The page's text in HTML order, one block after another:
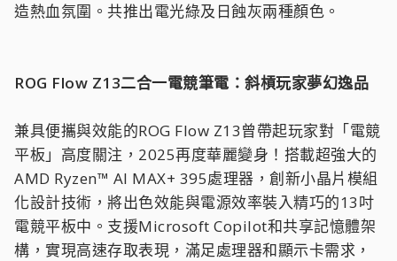
造熱血氛圍。共推出電光綠及日蝕灰兩種顏色。
ROG Flow Z13二合一電競筆電：斜槓玩家夢幻逸品
兼具便攜與效能的ROG Flow Z13曾帶起玩家對「電競
平板」高度關注，2025再度華麗變身！搭載超強大的
AMD Ryzen™ AI MAX+ 395處理器，創新小晶片模組
化設計技術，將出色效能與電源效率裝入精巧的13吋
電競平板中。支援Microsoft Copilot和共享記憶體架
構，實現高速存取表現，滿足處理器和顯示卡需求，